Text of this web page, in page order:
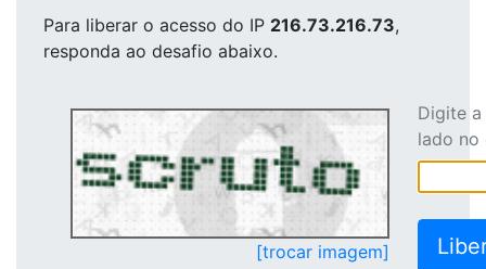
Para liberar o acesso do IP 216.73.216.73,
responda ao desafio abaixo.
[trocar imagem]
Digite
lado no